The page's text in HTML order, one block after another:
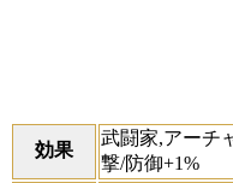
効果
武闘家,アーチ
撃/防御+1%